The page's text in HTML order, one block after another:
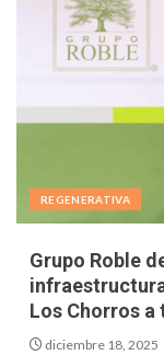
REGENERATIVA
Grupo Roble
Los Chorros
diciembre 18, 2025